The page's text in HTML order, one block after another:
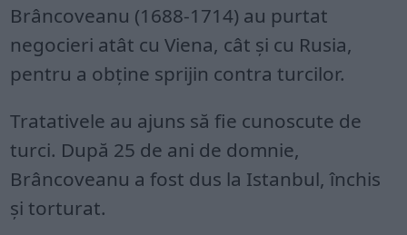
Brâncoveanu (1688-1714) au purtat
negocieri atât cu Viena, cât şi cu Rusia,
pentru a obţine sprijin contra turcilor.
Tratativele au ajuns să fie cunoscute de
turci. După 25 de ani de domnie,
Brâncoveanu a fost dus la Istanbul, închis
şi torturat.